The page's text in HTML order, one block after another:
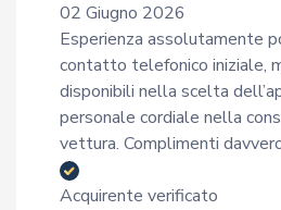
02 Giugno 2026
Esperienza assolutamente
contatto telefonico iniziale,
disponibili nella scelta
personale cordiale nella
vettura. Complimenti
Acquirente verificato